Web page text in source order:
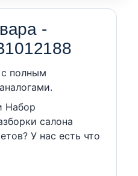
-
c полным
Набор
салона
У нас есть что